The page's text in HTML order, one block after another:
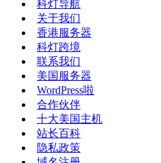
科灯导航
关于我们
香港服务器
科灯跨境
联系我们
美国服务器
WordPress啦
合作伙伴
十大美国主机
站长百科
隐私政策